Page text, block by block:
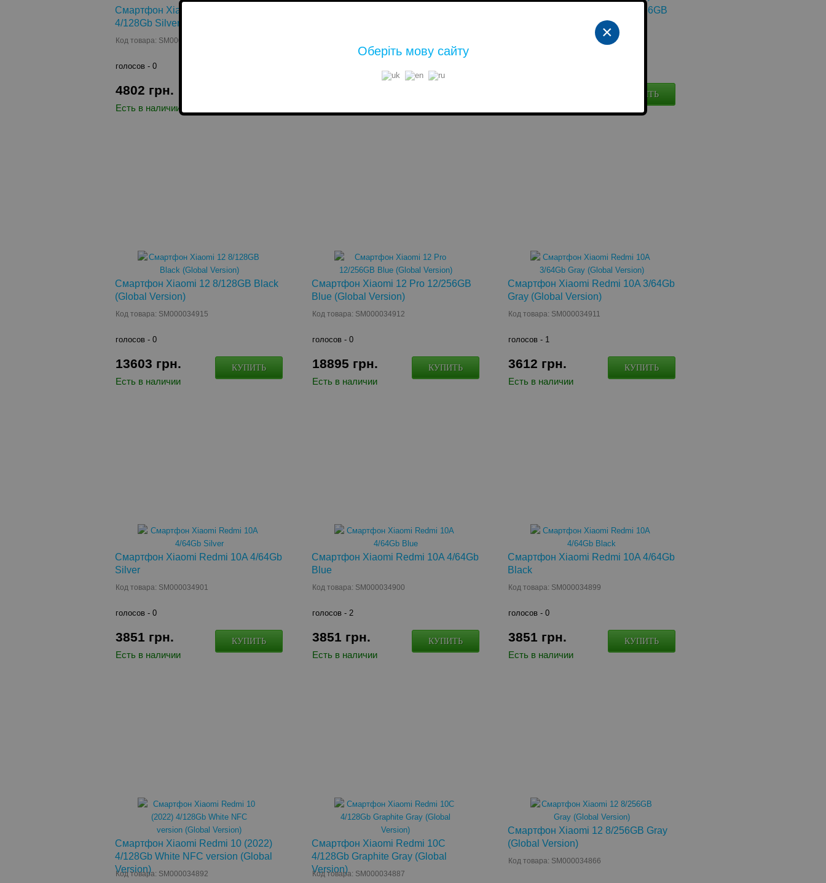
Смартфон Xiaomi Redmi 10A
4/128Gb Silver
Код товара: SM000034923
голосов -0
4802 грн.
Есть в наличии
Смартфон Xiaomi 12 Pro 12/256GB
Black (Global Version)
Код товара: SM000034917
КУПИТЬ
Смартфон Xiaomi 12 8/128GB Black
(Global Version)
Код товара: SM000034915
голосов -0
13603 грн.
Есть в наличии
КУПИТЬ
Смартфон Xiaomi 12 Pro 12/256GB
Blue (Global Version)
Код товара: SM000034912
голосов - 0
18895 грн.
Есть в наличии
КУПИТЬ
Смартфон Xiaomi Redmi 10A 3/64Gb
Gray (Global Version)
Код товара: SM000034911
голосов - 1
3612 грн.
Есть в наличии
КУПИТЬ
Смартфон Xiaomi Redmi 10A 4/64Gb
Silver
Код товара: SM000034901
голосов -0
3851 грн.
Есть в наличии
КУПИТЬ
Смартфон Xiaomi Redmi 10A 4/64Gb
Blue
Код товара: SM000034900
голосов - 2
3851 грн.
Есть в наличии
КУПИТЬ
Смартфон Xiaomi Redmi 10A 4/64Gb
Black
Код товара: SM000034899
голосов - 0
3851 грн.
Есть в наличии
КУПИТЬ
Смартфон Xiaomi Redmi 10 (2022)
4/128Gb White NFC version (Global
Version)
Код товара: SM000034892
Смартфон Xiaomi Redmi 10C
4/128Gb Graphite Gray (Global
Version)
Код товара: SM000034887
Смартфон Xiaomi 12 8/256GB Gray
(Global Version)
Код товара: SM000034866
×
Оберіть мову сайту